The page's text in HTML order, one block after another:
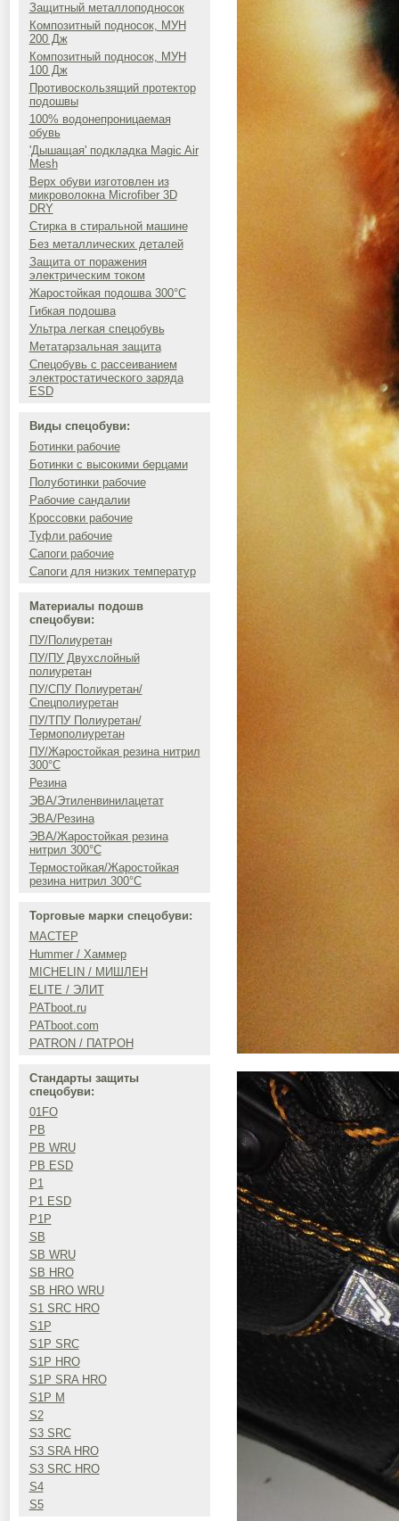
Защитный металлоподносок
Композитный подносок, МУН
200 Дж
Композитный подносок, МУН
100 Дж
Противоскользящий протектор
подошвы
100% водонепроницаемая
обувь
'Дышащая' подкладка Magic Air
Mesh
Верх обуви изготовлен из
микроволокна Microfiber 3D
DRY
Стирка в стиральной машине
Без металлических деталей
Защита от поражения
электрическим током
Жаростойкая подошва 300°C
Гибкая подошва
Ультра легкая спецобувь
Метатарзальная защита
Спецобувь с рассеиванием
электростатического заряда
ESD
Виды спецобуви:
Ботинки рабочие
Ботинки с высокими берцами
Полуботинки рабочие
Рабочие сандалии
Кроссовки рабочие
Туфли рабочие
Сапоги рабочие
Сапоги для низких температур
Материалы подошв
спецобуви:
ПУ/Полиуретан
ПУ/ПУ Двухслойный
полиуретан
ПУ/СПУ Полиуретан/
Спецполиуретан
ПУ/ТПУ Полиуретан/
Термополиуретан
ПУ/Жаростойкая резина нитрил
300°C
Резина
ЭВА/Этиленвинилацетат
ЭВА/Резина
ЭВА/Жаростойкая резина
нитрил 300°C
Термостойкая/Жаростойкая
резина нитрил 300°C
Торговые марки спецобуви:
МАСТЕР
Hummer / Хаммер
MICHELIN / МИШЛЕН
ELITE / ЭЛИТ
PATboot.ru
PATboot.com
PATRON / ПАТРОН
Стандарты защиты
спецобуви:
01FO
PB
PB WRU
PB ESD
P1
P1 ESD
P1P
SB
SB WRU
SB HRO
SB HRO WRU
S1 SRC HRO
S1P
S1P SRC
S1P HRO
S1P SRA HRO
S1P M
S2
S3 SRC
S3 SRA HRO
S3 SRC HRO
S4
S5